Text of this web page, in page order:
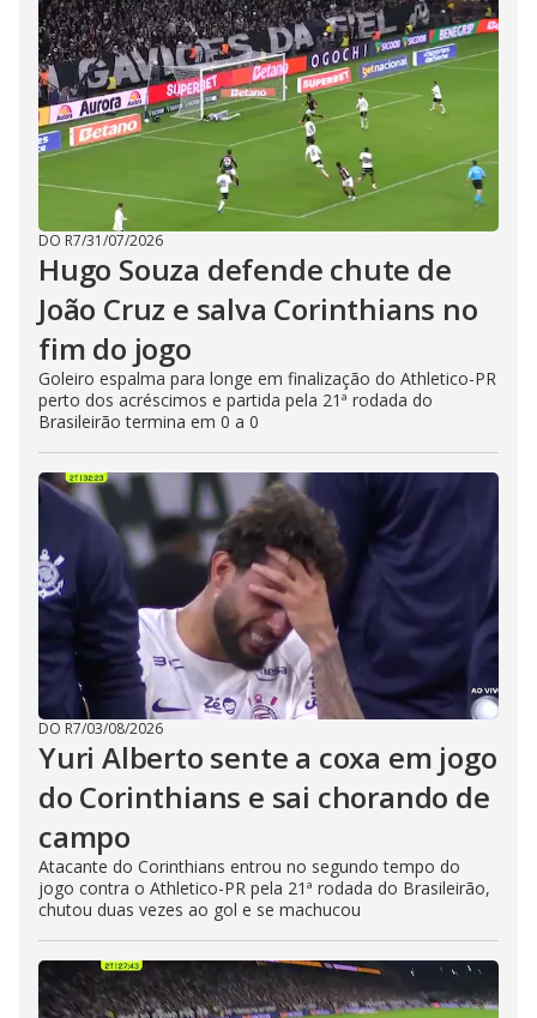
DO R7/31/07/2026
Hugo Souza defende chute de
João Cruz e salva Corinthians no
fim do jogo
Goleiro espalma para longe em finalização do Athletico-PR
perto dos acréscimos e partida pela 21ª rodada do
Brasileirão termina em 0 a 0
DO R7/03/08/2026
Yuri Alberto sente a coxa em jogo
do Corinthians e sai chorando de
campo
Atacante do Corinthians entrou no segundo tempo do
jogo contra o Athletico-PR pela 21ª rodada do Brasileirão,
chutou duas vezes ao gol e se machucou